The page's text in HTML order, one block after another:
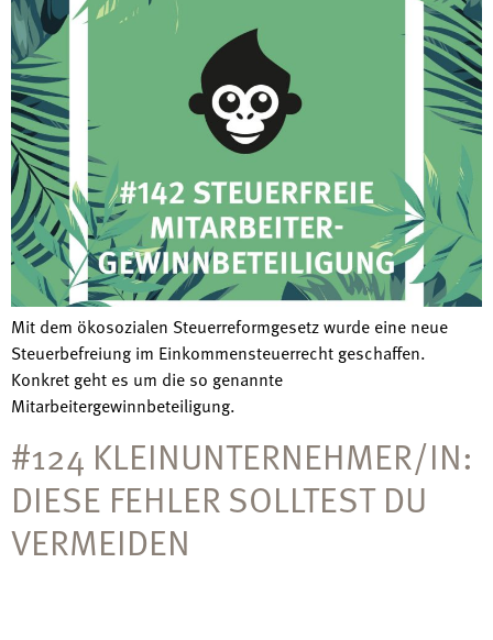
Mit dem ökosozialen Steuerreformgesetz wurde eine neue
Steuerbefreiung im Einkommensteuerrecht geschaffen.
Konkret geht es um die so genannte
Mitarbeitergewinnbeteiligung.
#124 KLEINUNTERNEHMER/IN:
DIESE FEHLER SOLLTEST DU
VERMEIDEN